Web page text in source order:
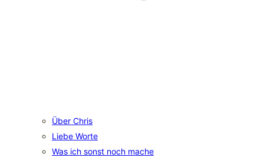
Über Chris
Liebe Worte
Was ich sonst noch mache